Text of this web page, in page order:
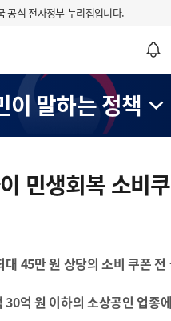
공식 전자정부 누리집입니다.
알림설정 바로가기
이 말하는 정책
민생회복 소비
45만 원 상당의 소비 쿠폰 전
30억 원 이하의 소상공인 업종